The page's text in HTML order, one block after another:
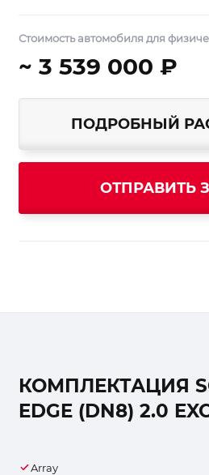
Стоимость автомобиля для
~ 3 539 000 ₽
ПОДРОБНЫЙ
КОМПЛЕКТАЦИЯ
EDGE (DN8) 2.0
Array